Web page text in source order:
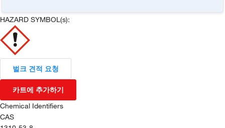
HAZARD SYMBOL(s):
벌크 견적 요청
카트에 추가하기
Chemical Identifiers
CAS